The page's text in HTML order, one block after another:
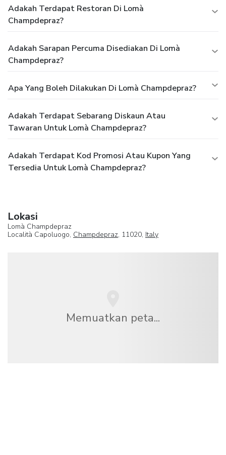
Adakah Terdapat Restoran Di Lomà
Champdepraz?
Adakah Sarapan Percuma Disediakan Di Lomà
Champdepraz?
Apa Yang Boleh Dilakukan Di Lomà Champdepraz?
Adakah Terdapat Sebarang Diskaun Atau
Tawaran Untuk Lomà Champdepraz?
Adakah Terdapat Kod Promosi Atau Kupon Yang
Tersedia Untuk Lomà Champdepraz?
Lokasi
Lomà Champdepraz
Località Capoluogo, Champdepraz, 11020, Italy
Memuatkan peta...